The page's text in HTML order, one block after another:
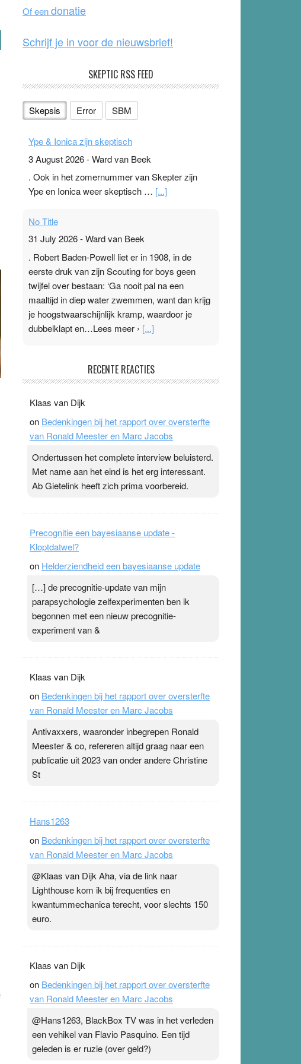
k
Of eendonatie
Schrijf je in voor de nieuwsbrief!
SKEPTIC RSS FEED
Skepsis Error SBM
Ype & Ionica zijn skeptisch
3 August 2026-Ward van Beek
. Ook in het zomernummer van Skepter zijn
Ype en Ionica weer skeptisch … [...]
No Title
31 July 2026-Ward van Beek
. Robert Baden-Powell liet er in 1908, in de
eerste druk van zijn Scouting for boys geen
twijfel over bestaan: ‘Ga nooit pal na een
maaltijd in diep water zwemmen, want dan krijg
je hoogstwaarschijnlijk kramp, waardoor je
dubbelklapt en…Lees meer › [...]
Ward van Beek
topsporters. Ze hopen ermee hun hartslag te
verlagen terwijl ze meer zuurstof opnemen.
Daarop heeft zo’n pleister geen effect. Maar het
zijn. Door…Lees meer Pleisterplakkers in de
topspsort › [...]
RECENTE REACTIES
Klaas van Dijk
on Bedenkingen bij het rapport over oversterfte
van Ronald Meester en Marc Jacobs
Ondertussen het complete interview beluisterd.
Met name aan het eind is het erg interessant.
Ab Gietelink heeft zich prima voorbereid.
Precognitie een bayesiaanse update -
Kloptdatwel?
on Helderziendheid een bayesiaanse update
[…] de precognitie-update van mijn
parapsychologie zelfexperimenten ben ik
begonnen met een nieuw precognitie-
experiment van &
Klaas van Dijk
on Bedenkingen bij het rapport over oversterfte
van Ronald Meester en Marc Jacobs
Antivaxxers, waaronder inbegrepen Ronald
Meester & co, refereren altijd graag naar een
publicatie uit 2023 van onder andere Christine
St
Hans1263
on Bedenkingen bij het rapport over oversterfte
van Ronald Meester en Marc Jacobs
@Klaas van Dijk Aha, via de link naar
Lighthouse kom ik bij frequenties en
kwantummechanica terecht, voor slechts 150
euro.
Klaas van Dijk
on Bedenkingen bij het rapport over oversterfte
van Ronald Meester en Marc Jacobs
@Hans1263, BlackBox TV was in het verleden
een vehikel van Flavio Pasquino. Een tijd
geleden is er ruzie (over geld?)